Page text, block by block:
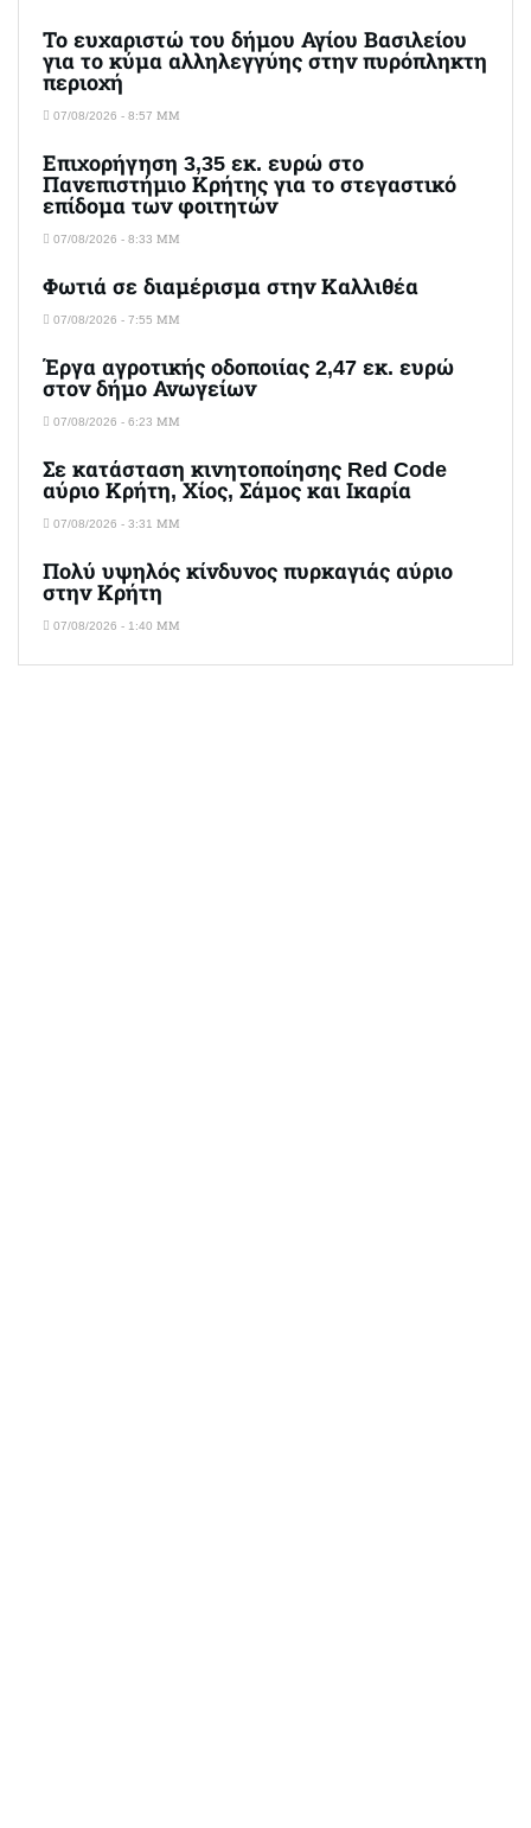
Το ευχαριστώ του δήμου Αγίου Βασιλείου
για το κύμα αλληλεγγύης στην πυρόπληκτη
περιοχή
07/08/2026 - 8:57 ΜΜ
Επιχορήγηση 3,35 εκ. ευρώ στο
Πανεπιστήμιο Κρήτης για το στεγαστικό
επίδομα των φοιτητών
07/08/2026 - 8:33 ΜΜ
Φωτιά σε διαμέρισμα στην Καλλιθέα
07/08/2026 - 7:55 ΜΜ
Έργα αγροτικής οδοποιίας 2,47 εκ. ευρώ
στον δήμο Ανωγείων
07/08/2026 - 6:23 ΜΜ
Σε κατάσταση κινητοποίησης Red Code
αύριο Κρήτη, Χίος, Σάμος και Ικαρία
07/08/2026 - 3:31 ΜΜ
Πολύ υψηλός κίνδυνος πυρκαγιάς αύριο
στην Κρήτη
07/08/2026 - 1:40 ΜΜ